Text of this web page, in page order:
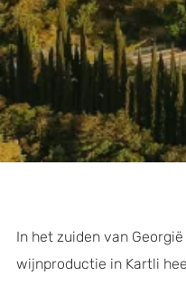
In het zuiden van
wijnproductie in Kartli